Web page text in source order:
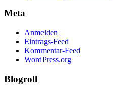
Meta
Anmelden
Eintrags-Feed
Kommentar-Feed
WordPress.org
Blogroll